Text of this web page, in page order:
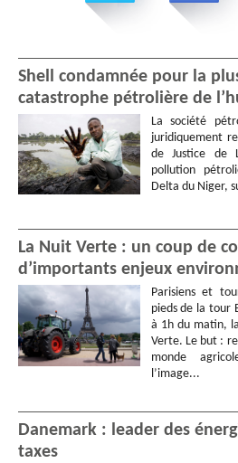
Shell condamnée pour la
catastrophe pétrolière de
La société
juridiquement
de Justice de
pollution
Delta du Niger,
La Nuit Verte : un coup de
d’importants enjeux
Parisiens et
pieds de la tour
à 1h du matin,
Verte. Le but :
monde
l’image...
Danemark : leader des
taxes